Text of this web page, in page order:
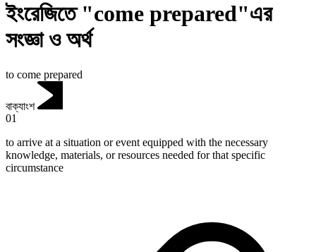
ইংরেজিতে "come prepared"এর
সংজ্ঞা ও অর্থ
to come prepared
বাক্যাংশ
01
to arrive at a situation or event equipped with the necessary
knowledge, materials, or resources needed for that specific
circumstance